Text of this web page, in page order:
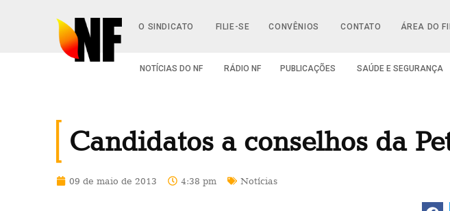
O SINDICATO FILIE-SE CONVÊNIOS CONTATO ÁREA DO
NOTÍCIAS DO NF RÁDIO NF PUBLICAÇÕES SAÚDE E SEGURANÇA
Candidatos a conselhos da
09 de maio de 2013 4:38 pm Notícias